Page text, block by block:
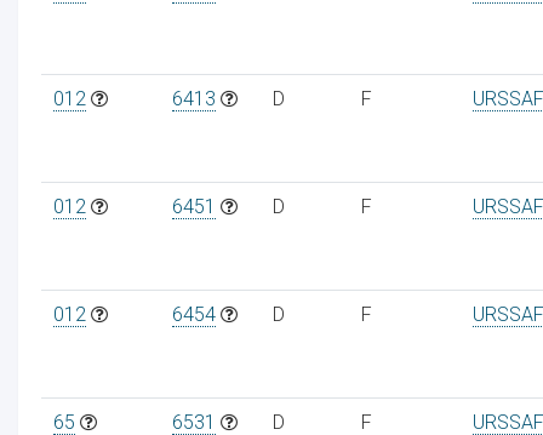
012 6413 D F
012 6451 D F
012 6454 D F
65 6531 D F